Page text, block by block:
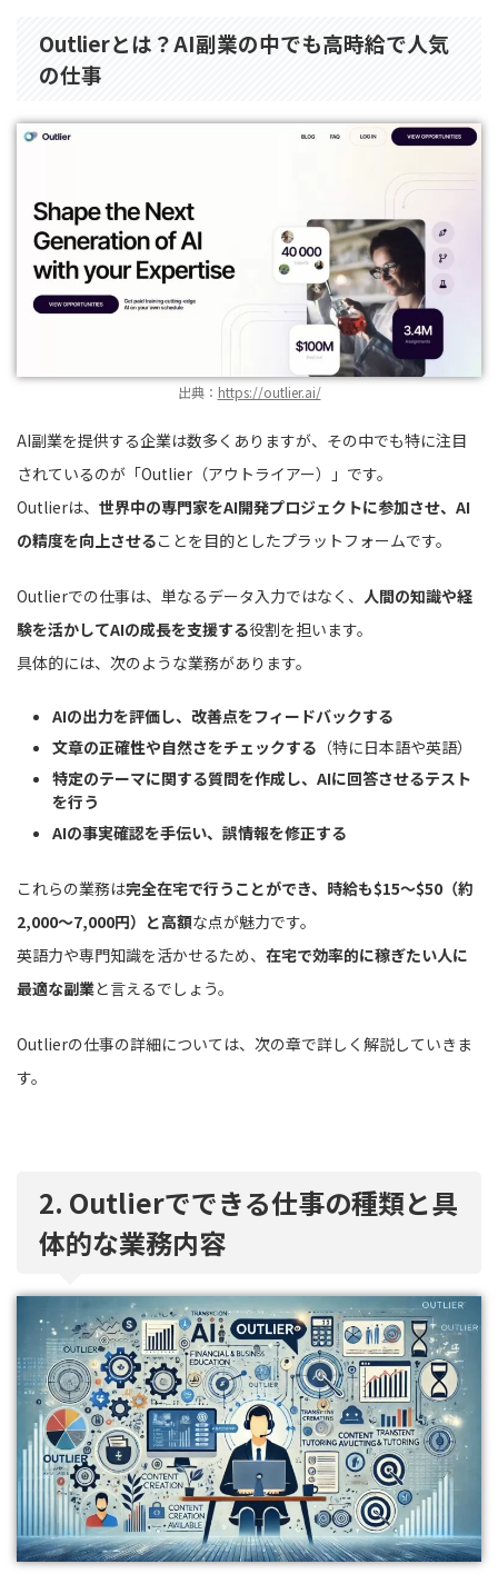
Outlierとは？AI副業の中でも高時給で人気
の仕事
出典： https://outlier.ai/
AI副業を提供する企業は数多くありますが、その中でも特に注目
されているのが「Outlier（アウトライアー）」です。
Outlierは、 世界中の専門家をAI開発プロジェクトに参加させ、AI
の精度を向上させることを目的としたプラットフォームです。
Outlierでの仕事は、単なるデータ入力ではなく、 人間の知識や経
験を活かしてAIの成長を支援する役割を担います。
具体的には、次のような業務があります。
AIの出力を評価し、改善点をフィードバックする
文章の正確性や自然さをチェックする （特に日本語や英語）
特定のテーマに関する質問を作成し、AIに回答させるテスト
を行う
AIの事実確認を手伝い、誤情報を修正する
これらの業務は完全在宅で行うことができ、時給も$15〜$50（約
2,000〜7,000円）と高額な点が魅力です。
英語力や専門知識を活かせるため、 在宅で効率的に稼ぎたい人に
最適な副業と言えるでしょう。
Outlierの仕事の詳細については、次の章で詳しく解説していきま
す。
2. Outlierでできる仕事の種類と具
体的な業務内容